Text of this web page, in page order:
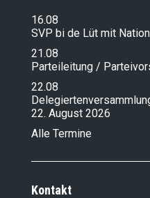
16.08
SVP bi de Lüt mit
21.08
Parteileitung /
22.08
22. August 2026
Alle Termine
Kontakt